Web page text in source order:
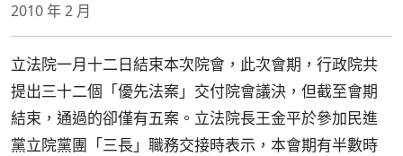
2010 年 2 月
立法院一月十二日結束本次院會，此次會期，行政院共
提出三十二個「優先法案」交付院會議決，但截至會期
結束，通過的卻僅有五案。立法院長王金平於參加民進
黨立院黨團「三長」職務交接時表示，本會期有半數時